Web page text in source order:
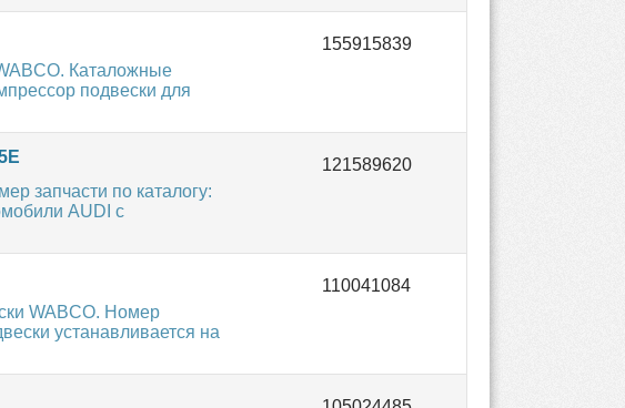
Каталожные
подвески для
запчасти по каталогу:
AUDI с
WABCO. Номер
устанавливается на